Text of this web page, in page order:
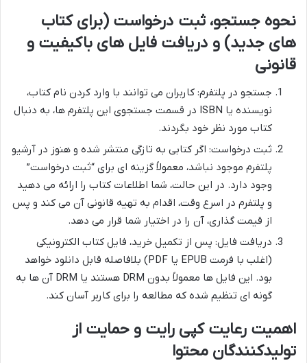
نحوه جستجو، ثبت درخواست (برای کتاب
های جدید) و دریافت فایل های باکیفیت و
قانونی
جستجو در پلتفرم: کاربران می توانند با وارد کردن نام کتاب،
نویسنده یا ISBN در قسمت جستجوی این پلتفرم ها، به دنبال
کتاب مورد نظر خود بگردند.
ثبت درخواست: اگر کتابی به تازگی منتشر شده و هنوز در آرشیو
پلتفرم موجود نباشد، معمولاً گزینه ای برای “ثبت درخواست”
وجود دارد. در این حالت، شما اطلاعات کتاب را ارائه می دهید
و پلتفرم در اسرع وقت، اقدام به تهیه قانونی آن می کند و پس
از قیمت گذاری، آن را در اختیار شما قرار می دهد.
دریافت فایل: پس از تکمیل خرید، فایل کتاب الکترونیکی
(اغلب با فرمت EPUB یا PDF) بلافاصله قابل دانلود خواهد
بود. این فایل ها معمولاً بدون DRM هستند یا DRM آن ها به
گونه ای تنظیم شده که مطالعه را برای کاربر آسان کند.
اهمیت رعایت کپی رایت و حمایت از
تولیدکنندگان محتوا